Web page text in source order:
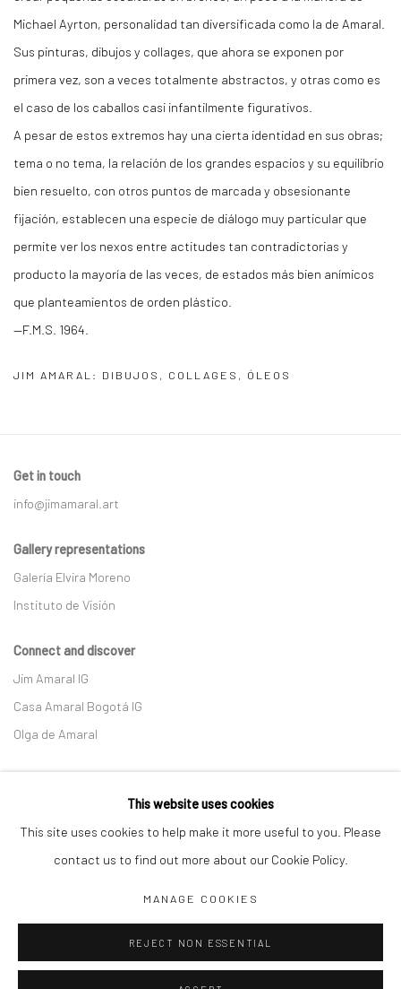
Michael Ayrton, personalidad tan diversificada como la de Amaral.
Sus pinturas, dibujos y collages, que ahora se exponen por
primera vez, son a veces totalmente abstractos, y otras como es
el caso de los caballos casi infantilmente figurativos.
A pesar de estos extremos hay una cierta identidad en sus obras;
tema o no tema, la relación de los grandes espacios y su equilibrio
bien resuelto, con otros puntos de marcada y obsesionante
fijación, establecen una especie de diálogo muy particular que
permite ver los nexos entre actitudes tan contradictorias y
producto la mayoría de las veces, de estados más bien anímicos
que planteamientos de orden plástico.
—F.M.S. 1964.
JIM AMARAL: DIBUJOS, COLLAGES, ÓLEOS
Get in touch
info@jimamaral.art
Gallery representations
Galería Elvira Moreno
Instituto de Visión
Connect and discover
Jim Amaral IG
Casa Amaral Bogotá IG
Olga de Amaral
COPYRIGHT © JIM AMARAL 2026 SITE BY ARTLOGIC
This website uses cookies
This site uses cookies to help make it more useful to you. Please
contact us to find out more about our Cookie Policy.
MANAGE COOKIES
REJECT NON ESSENTIAL